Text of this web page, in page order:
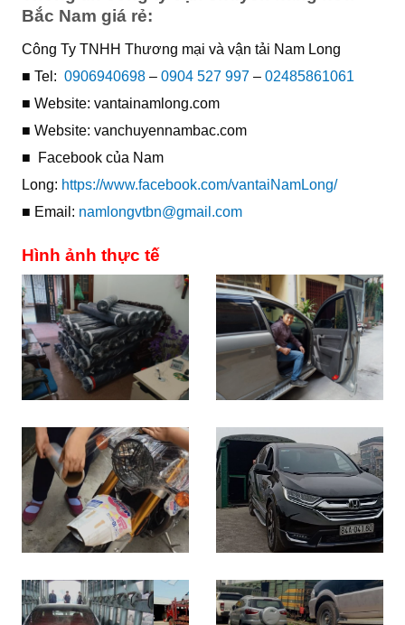
Bắc Nam giá rẻ:
Công Ty TNHH Thương mại và vận tải Nam Long
■ Tel: 0906940698 – 0904 527 997 – 02485861061
■ Website: vantainamlong.com
■ Website: vanchuyennambac.com
■ Facebook của Nam
Long: https://www.facebook.com/vantaiNamLong/
■ Email: namlongvtbn@gmail.com
Hình ảnh thực tế